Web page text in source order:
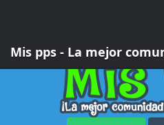
Mis pps - La mejor